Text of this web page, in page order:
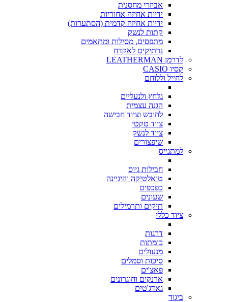
אביזרי מחסנית
ידיות אחיזה אחוריות
ידיות אחיזה קדמית (הסתערות)
קתות לנשק
מתפסים, מסילות ומתאמים
נרתיקים לאקדח
לדרמן LEATHERMAN
קסיו CASIO
לחייל וללוחם
גלחץ ולנעליים
הגנה עצמית
לחובש וציוד חבישה
ציוד טקטי
ציוד לנשק
שיפצורים
למתגייס
חבילות גיוס
טואלטיקה והיגיינה
כפכפים
שעונים
תיקים ותרמילים
ציוד כללי
דרגות
כומתות
מנעולים
סיכות וסמלים
פאצ'ים
ארנקים וחוגרונים
גאדג'טים
ביגוד